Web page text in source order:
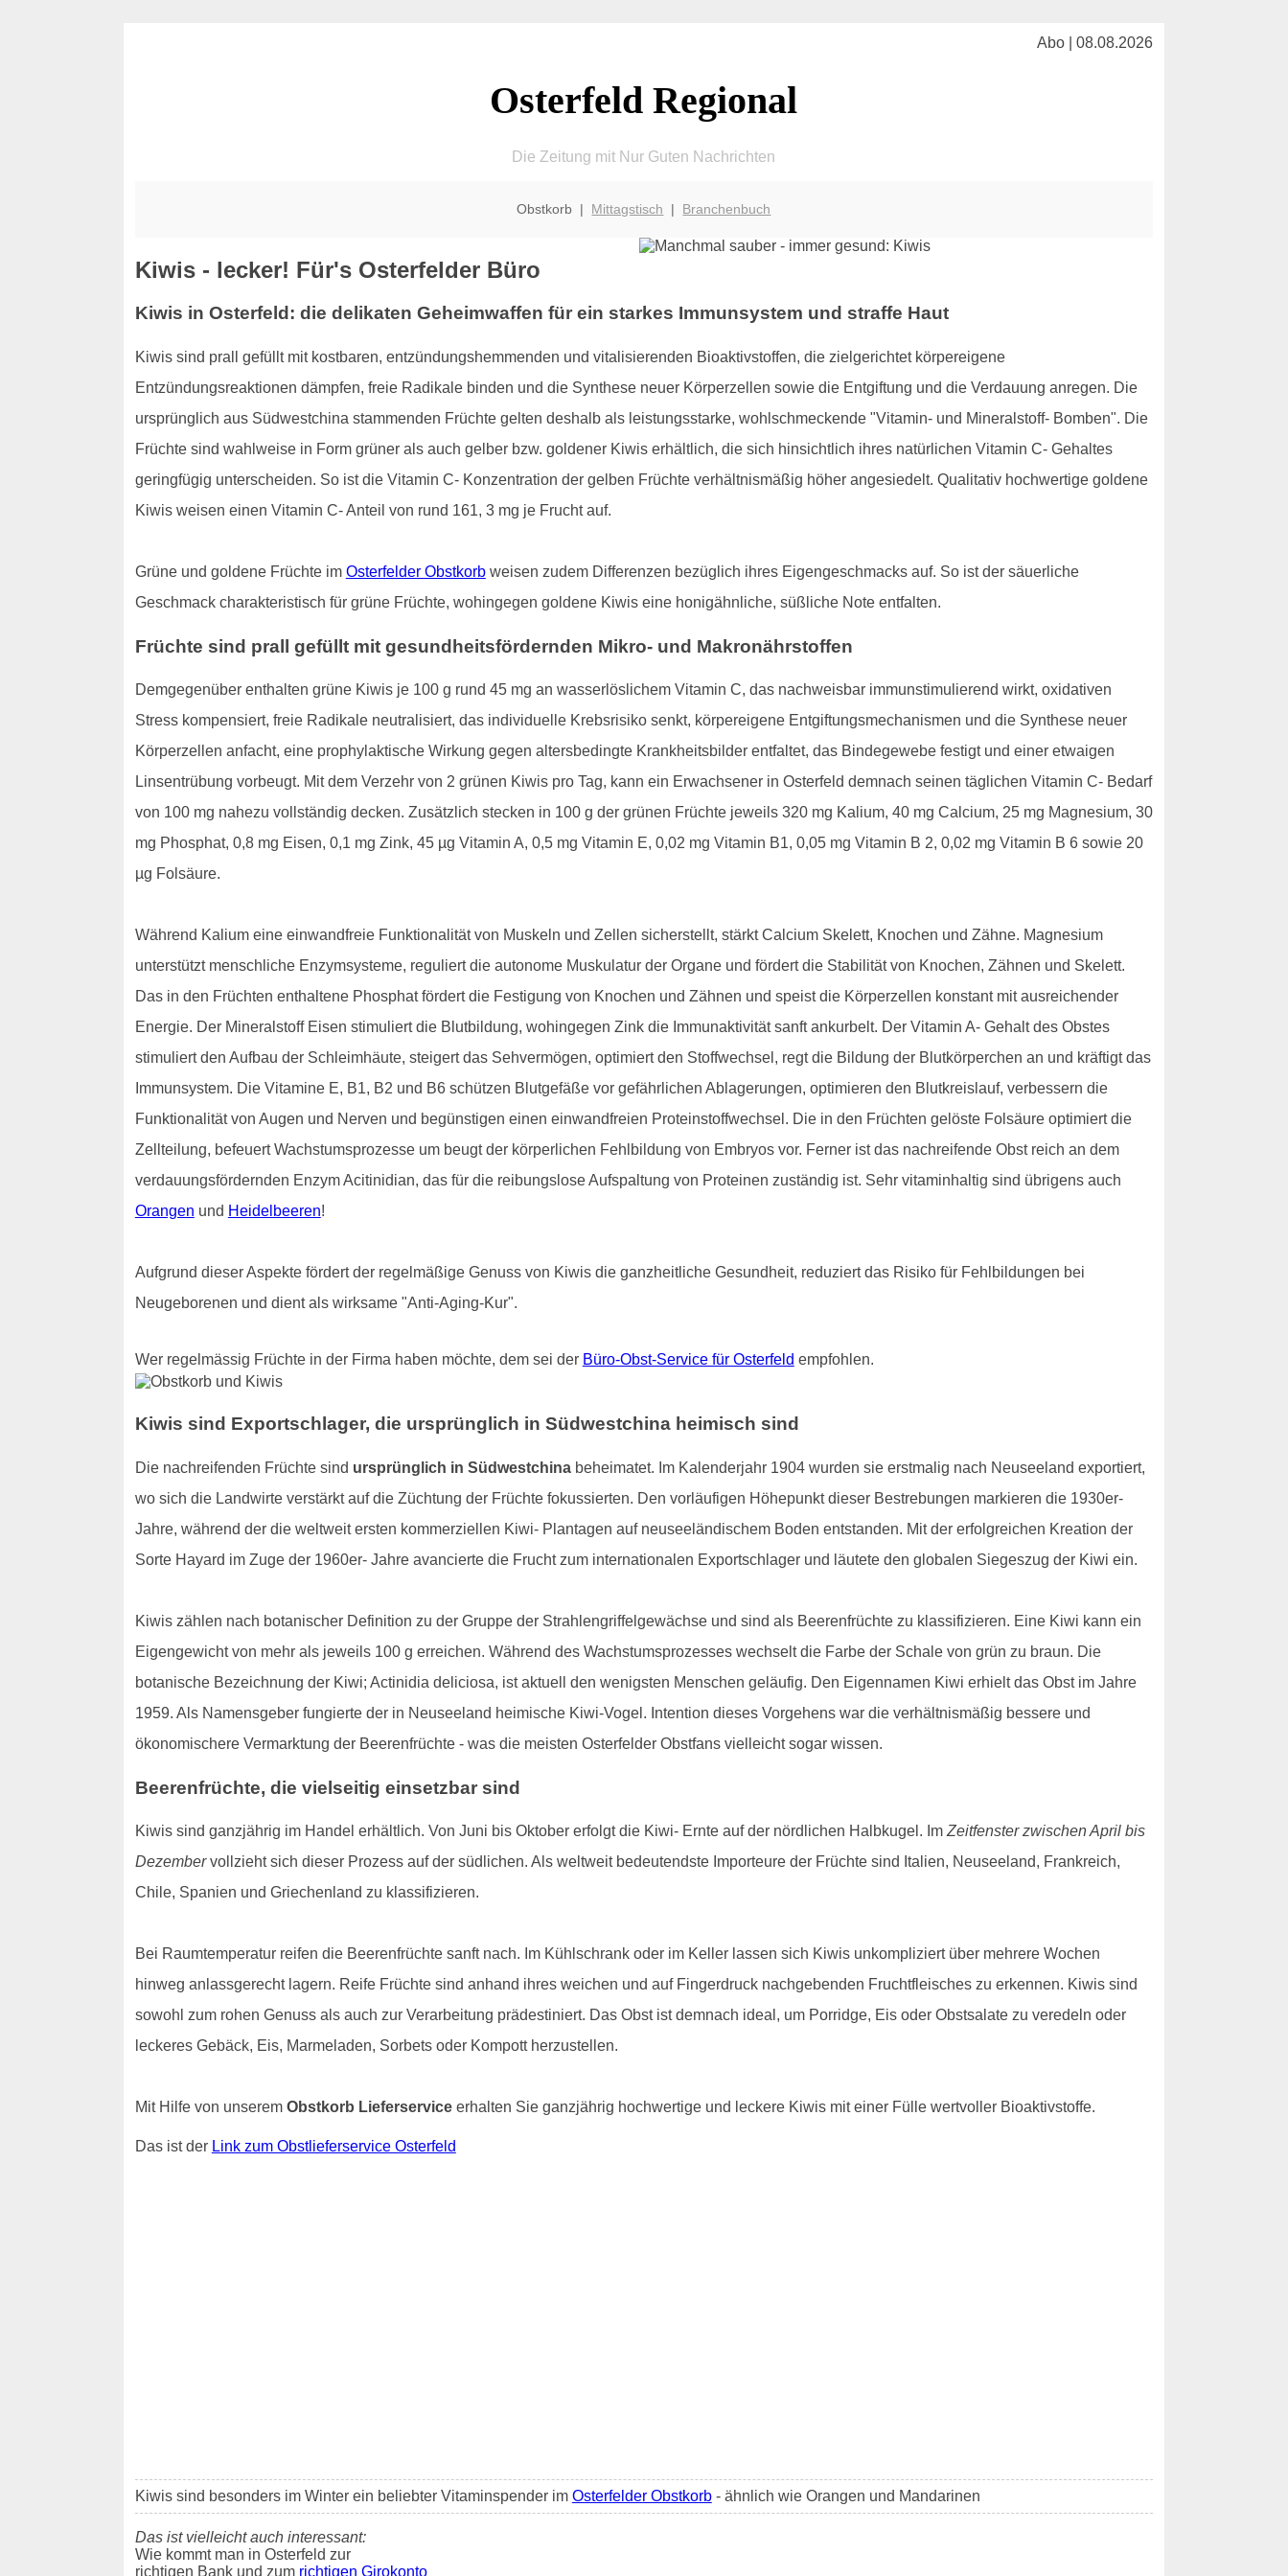
Abo | 08.08.2026
Osterfeld Regional
Die Zeitung mit Nur Guten Nachrichten
Obstkorb | Mittagstisch | Branchenbuch
Kiwis - lecker! Für's Osterfelder Büro
Kiwis in Osterfeld: die delikaten Geheimwaffen für ein starkes Immunsystem und straffe Haut
Kiwis sind prall gefüllt mit kostbaren, entzündungshemmenden und vitalisierenden Bioaktivstoffen, die zielgerichtet körpereigene
Entzündungsreaktionen dämpfen, freie Radikale binden und die Synthese neuer Körperzellen sowie die Entgiftung und die Verdauung anregen. Die
ursprünglich aus Südwestchina stammenden Früchte gelten deshalb als leistungsstarke, wohlschmeckende "Vitamin- und Mineralstoff- Bomben". Die
Früchte sind wahlweise in Form grüner als auch gelber bzw. goldener Kiwis erhältlich, die sich hinsichtlich ihres natürlichen Vitamin C- Gehaltes
geringfügig unterscheiden. So ist die Vitamin C- Konzentration der gelben Früchte verhältnismäßig höher angesiedelt. Qualitativ hochwertige goldene
Kiwis weisen einen Vitamin C- Anteil von rund 161, 3 mg je Frucht auf.
Grüne und goldene Früchte im Osterfelder Obstkorbweisen zudem Differenzen bezüglich ihres Eigengeschmacks auf. So ist der säuerliche
Geschmack charakteristisch für grüne Früchte, wohingegen goldene Kiwis eine honigähnliche, süßliche Note entfalten.
Früchte sind prall gefüllt mit gesundheitsfördernden Mikro- und Makronährstoffen
Demgegenüber enthalten grüne Kiwis je 100 g rund 45 mg an wasserlöslichem Vitamin C, das nachweisbar immunstimulierend wirkt, oxidativen
Stress kompensiert, freie Radikale neutralisiert, das individuelle Krebsrisiko senkt, körpereigene Entgiftungsmechanismen und die Synthese neuer
Körperzellen anfacht, eine prophylaktische Wirkung gegen altersbedingte Krankheitsbilder entfaltet, das Bindegewebe festigt und einer etwaigen
Linsentrübung vorbeugt. Mit dem Verzehr von 2 grünen Kiwis pro Tag, kann ein Erwachsener in Osterfeld demnach seinen täglichen Vitamin C- Bedarf
von 100 mg nahezu vollständig decken. Zusätzlich stecken in 100 g der grünen Früchte jeweils 320 mg Kalium, 40 mg Calcium, 25 mg Magnesium, 30
mg Phosphat, 0,8 mg Eisen, 0,1 mg Zink, 45 µg Vitamin A, 0,5 mg Vitamin E, 0,02 mg Vitamin B1, 0,05 mg Vitamin B 2, 0,02 mg Vitamin B 6 sowie 20
µg Folsäure.
Während Kalium eine einwandfreie Funktionalität von Muskeln und Zellen sicherstellt, stärkt Calcium Skelett, Knochen und Zähne. Magnesium
unterstützt menschliche Enzymsysteme, reguliert die autonome Muskulatur der Organe und fördert die Stabilität von Knochen, Zähnen und Skelett.
Das in den Früchten enthaltene Phosphat fördert die Festigung von Knochen und Zähnen und speist die Körperzellen konstant mit ausreichender
Energie. Der Mineralstoff Eisen stimuliert die Blutbildung, wohingegen Zink die Immunaktivität sanft ankurbelt. Der Vitamin A- Gehalt des Obstes
stimuliert den Aufbau der Schleimhäute, steigert das Sehvermögen, optimiert den Stoffwechsel, regt die Bildung der Blutkörperchen an und kräftigt das
Immunsystem. Die Vitamine E, B1, B2 und B6 schützen Blutgefäße vor gefährlichen Ablagerungen, optimieren den Blutkreislauf, verbessern die
Funktionalität von Augen und Nerven und begünstigen einen einwandfreien Proteinstoffwechsel. Die in den Früchten gelöste Folsäure optimiert die
Zellteilung, befeuert Wachstumsprozesse um beugt der körperlichen Fehlbildung von Embryos vor. Ferner ist das nachreifende Obst reich an dem
verdauungsfördernden Enzym Acitinidian, das für die reibungslose Aufspaltung von Proteinen zuständig ist. Sehr vitaminhaltig sind übrigens auch
Orangen und Heidelbeeren!
Aufgrund dieser Aspekte fördert der regelmäßige Genuss von Kiwis die ganzheitliche Gesundheit, reduziert das Risiko für Fehlbildungen bei
Neugeborenen und dient als wirksame "Anti-Aging-Kur".
Wer regelmässig Früchte in der Firma haben möchte, dem sei der Büro-Obst-Service für Osterfeld empfohlen.
Kiwis sind Exportschlager, die ursprünglich in Südwestchina heimisch sind
Die nachreifenden Früchte sind ursprünglich in Südwestchinabeheimatet. Im Kalenderjahr 1904 wurden sie erstmalig nach Neuseeland exportiert,
wo sich die Landwirte verstärkt auf die Züchtung der Früchte fokussierten. Den vorläufigen Höhepunkt dieser Bestrebungen markieren die 1930er-
Jahre, während der die weltweit ersten kommerziellen Kiwi- Plantagen auf neuseeländischem Boden entstanden. Mit der erfolgreichen Kreation der
Sorte Hayard im Zuge der 1960er- Jahre avancierte die Frucht zum internationalen Exportschlager und läutete den globalen Siegeszug der Kiwi ein.
Kiwis zählen nach botanischer Definition zu der Gruppe der Strahlengriffelgewächse und sind als Beerenfrüchte zu klassifizieren. Eine Kiwi kann ein
Eigengewicht von mehr als jeweils 100 g erreichen. Während des Wachstumsprozesses wechselt die Farbe der Schale von grün zu braun. Die
botanische Bezeichnung der Kiwi; Actinidia deliciosa, ist aktuell den wenigsten Menschen geläufig. Den Eigennamen Kiwi erhielt das Obst im Jahre
1959. Als Namensgeber fungierte der in Neuseeland heimische Kiwi-Vogel. Intention dieses Vorgehens war die verhältnismäßig bessere und
ökonomischere Vermarktung der Beerenfrüchte - was die meisten Osterfelder Obstfans vielleicht sogar wissen.
Beerenfrüchte, die vielseitig einsetzbar sind
Kiwis sind ganzjährig im Handel erhältlich. Von Juni bis Oktober erfolgt die Kiwi- Ernte auf der nördlichen Halbkugel. Im Zeitfenster zwischen April bis
Dezembervollzieht sich dieser Prozess auf der südlichen. Als weltweit bedeutendste Importeure der Früchte sind Italien, Neuseeland, Frankreich,
Chile, Spanien und Griechenland zu klassifizieren.
Bei Raumtemperatur reifen die Beerenfrüchte sanft nach. Im Kühlschrank oder im Keller lassen sich Kiwis unkompliziert über mehrere Wochen
hinweg anlassgerecht lagern. Reife Früchte sind anhand ihres weichen und auf Fingerdruck nachgebenden Fruchtfleisches zu erkennen. Kiwis sind
sowohl zum rohen Genuss als auch zur Verarbeitung prädestiniert. Das Obst ist demnach ideal, um Porridge, Eis oder Obstsalate zu veredeln oder
leckeres Gebäck, Eis, Marmeladen, Sorbets oder Kompott herzustellen.
Mit Hilfe von unserem Obstkorb Lieferserviceerhalten Sie ganzjährig hochwertige und leckere Kiwis mit einer Fülle wertvoller Bioaktivstoffe.
Das ist der Link zum Obstlieferservice Osterfeld
Kiwis sind besonders im Winter ein beliebter Vitaminspender im Osterfelder Obstkorb- ähnlich wie Orangen und Mandarinen
Das ist vielleicht auch interessant:
Wie kommt man in Osterfeld zur
richtigen Bank und zum richtigen Girokonto